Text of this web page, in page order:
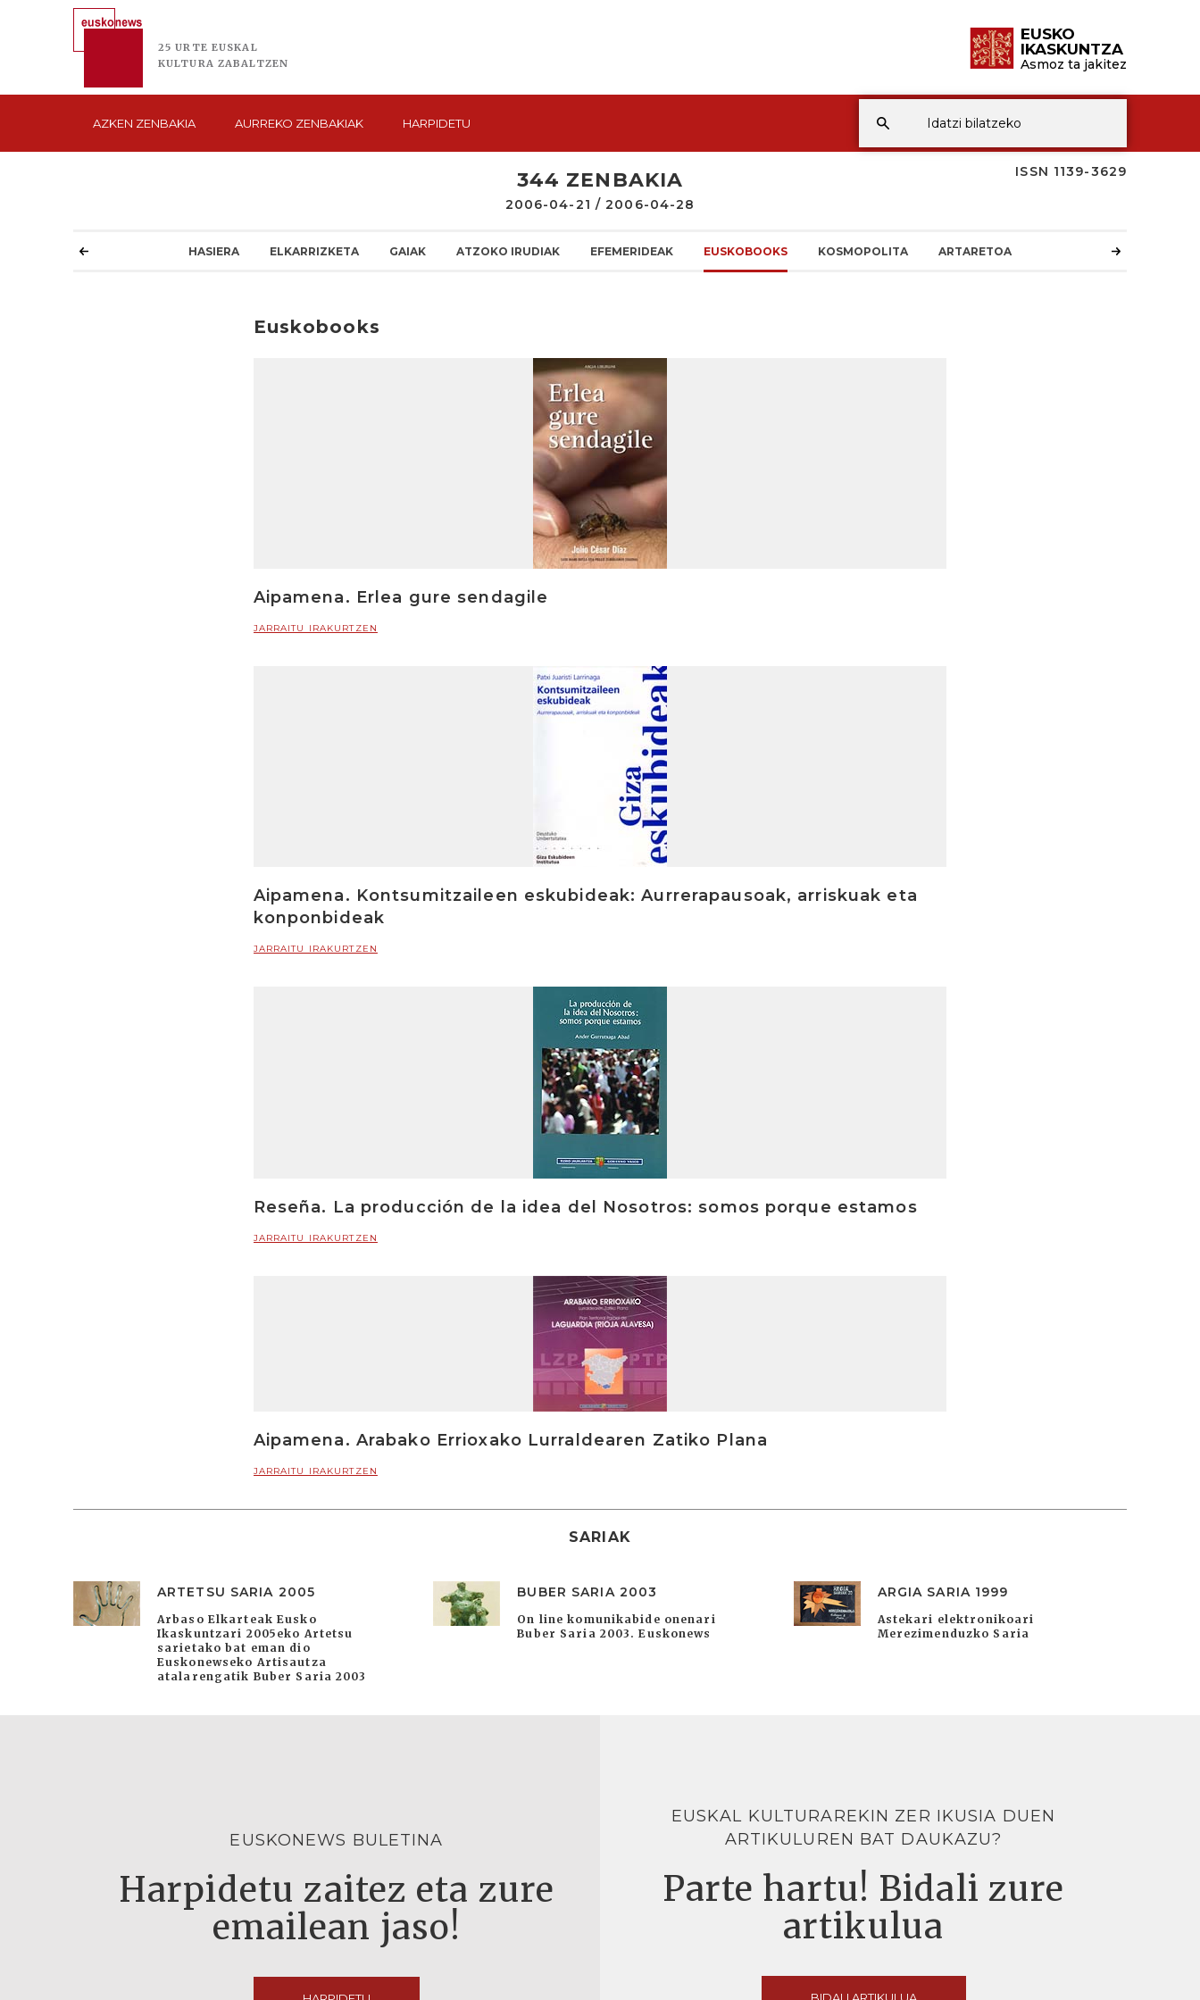
25 URTE EUSKAL
KULTURA ZABALTZEN
EUSKO
IKASKUNTZA
Asmoz ta jakitez
AZKEN ZENBAKIA AURREKO ZENBAKIAK HARPIDETU
ISSN 1139-3629
344 ZENBAKIA
2006-04-21 / 2006-04-28
HASIERA ELKARRIZKETA GAIAK ATZOKO IRUDIAK EFEMERIDEAK EUSKOBOOKS KOSMOPOLITA ARTARETOA
Euskobooks
Aipamena. Erlea gure sendagile
JARRAITU IRAKURTZEN
Aipamena. Kontsumitzaileen eskubideak: Aurrerapausoak, arriskuak eta
konponbideak
JARRAITU IRAKURTZEN
Reseña. La producción de la idea del Nosotros: somos porque estamos
JARRAITU IRAKURTZEN
Aipamena. Arabako Errioxako Lurraldearen Zatiko Plana
JARRAITU IRAKURTZEN
SARIAK
ARTETSU SARIA 2005
Arbaso Elkarteak Eusko
Ikaskuntzari 2005eko Artetsu
sarietako bat eman dio
Euskonewseko Artisautza
atalarengatik Buber Saria 2003
BUBER SARIA 2003
On line komunikabide onenari
Buber Saria 2003. Euskonews
ARGIA SARIA 1999
Astekari elektronikoari
Merezimenduzko Saria
EUSKONEWS BULETINA
Harpidetu zaitez eta zure
emailean jaso!
EUSKAL KULTURAREKIN ZER IKUSIA DUEN
ARTIKULUREN BAT DAUKAZU?
Parte hartu! Bidali zure
artikulua